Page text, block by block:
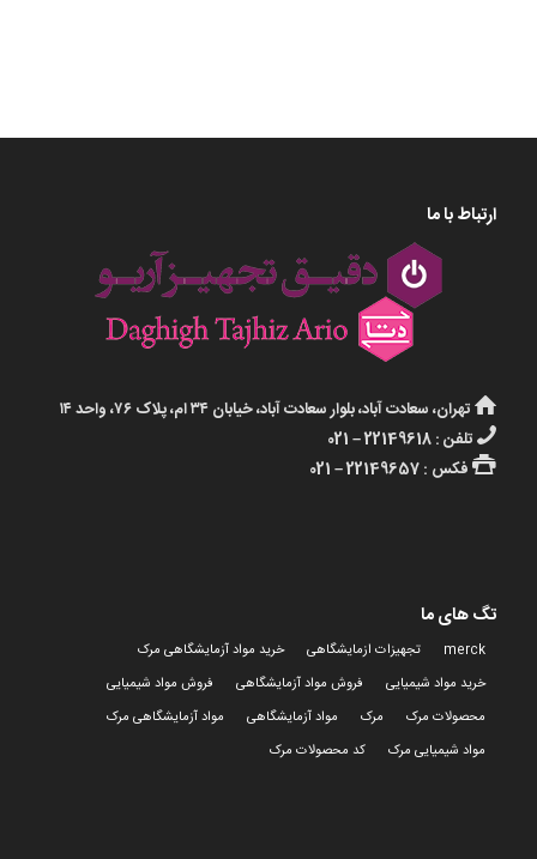
ارتباط با ما
تهران، سعادت آباد، بلوار سعادت آباد، خیابان ۳۴ ام، پلاک ۷۶، واحد ۱۴
تلفن : 22149618 – 021
فکس : 22149657 – 021
تگ های ما
merck تجهیزات ازمایشگاهی
خرید مواد آزمایشگاهی مرک
خرید مواد شیمیایی
فروش مواد آزمایشگاهی
فروش مواد شیمیایی
محصولات مرک
مرک مواد آزمایشگاهی
مواد آزمایشگاهی مرک
مواد شیمیایی مرک
کد محصولات مرک